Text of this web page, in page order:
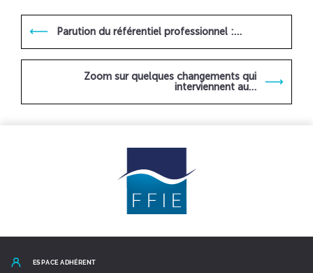
Parution du référentiel professionnel :…
Zoom sur quelques changements qui
interviennent au…
ESPACE ADHÉRENT